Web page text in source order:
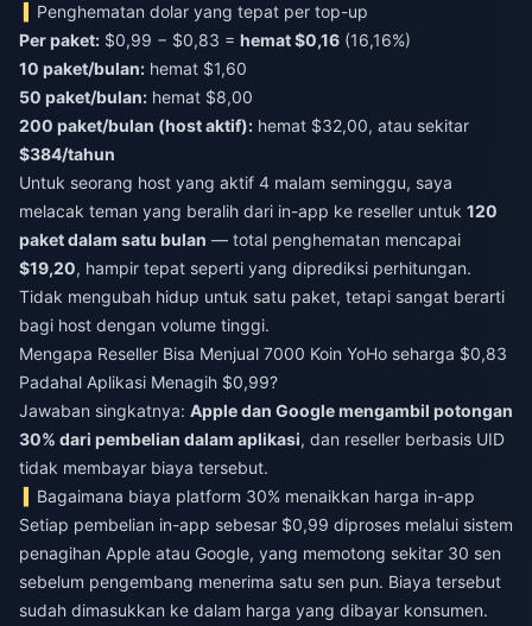
Penghematan dolar yang tepat per top-up
Per paket: $0,99 − $0,83 = hemat $0,16 (16,16%)
10 paket/bulan: hemat $1,60
50 paket/bulan: hemat $8,00
200 paket/bulan (host aktif): hemat $32,00, atau sekitar
$384/tahun
Untuk seorang host yang aktif 4 malam seminggu, saya
melacak teman yang beralih dari in-app ke reseller untuk 120
paket dalam satu bulan — total penghematan mencapai
$19,20, hampir tepat seperti yang diprediksi perhitungan.
Tidak mengubah hidup untuk satu paket, tetapi sangat berarti
bagi host dengan volume tinggi.
Mengapa Reseller Bisa Menjual 7000 Koin YoHo seharga $0,83
Padahal Aplikasi Menagih $0,99?
Jawaban singkatnya: Apple dan Google mengambil potongan
30% dari pembelian dalam aplikasi, dan reseller berbasis UID
tidak membayar biaya tersebut.
Bagaimana biaya platform 30% menaikkan harga in-app
Setiap pembelian in-app sebesar $0,99 diproses melalui sistem
penagihan Apple atau Google, yang memotong sekitar 30 sen
sebelum pengembang menerima satu sen pun. Biaya tersebut
sudah dimasukkan ke dalam harga yang dibayar konsumen.